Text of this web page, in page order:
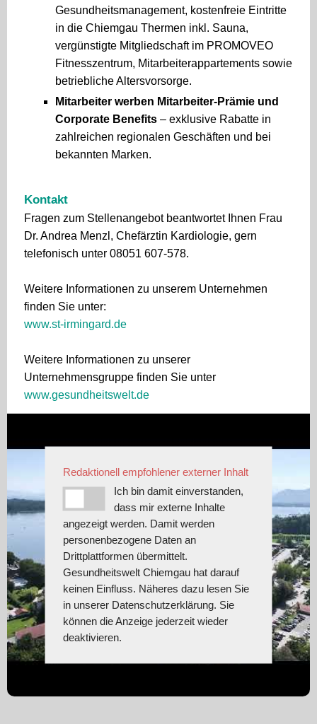
Gesundheitsmanagement, kostenfreie Eintritte
in die Chiemgau Thermen inkl. Sauna,
vergünstigte Mitgliedschaft im PROMOVEO
Fitnesszentrum, Mitarbeiterappartements sowie
betriebliche Altersvorsorge.
Mitarbeiter werben Mitarbeiter-Prämie und
Corporate Benefits– exklusive Rabatte in
zahlreichen regionalen Geschäften und bei
bekannten Marken.
Kontakt
Fragen zum Stellenangebot beantwortet Ihnen Frau
Dr. Andrea Menzl, Chefärztin Kardiologie, gern
telefonisch unter 08051 607-578.
Weitere Informationen zu unserem Unternehmen
finden Sie unter:
www.st-irmingard.de
Weitere Informationen zu unserer
Unternehmensgruppe finden Sie unter
www.gesundheitswelt.de
Redaktionell empfohlener externer Inhalt
Ich bin damit einverstanden,
dass mir externe Inhalte
angezeigt werden. Damit werden
personenbezogene Daten an
Drittplattformen übermittelt.
Gesundheitswelt Chiemgau hat darauf
keinen Einfluss. Näheres dazu lesen Sie
in unserer Datenschutzerklärung. Sie
können die Anzeige jederzeit wieder
deaktivieren.